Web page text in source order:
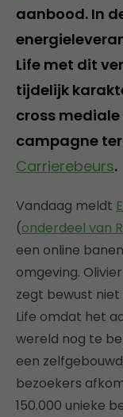
aanbood. In
Life met dit
tijdelijk
cross
campagne
Carrierebeurs.
Vandaag meldt
(onderdeel van
een online
omgeving.
zegt bewust
Life omdat het
wereld nog te
een
bezoekers
150.000 unieke